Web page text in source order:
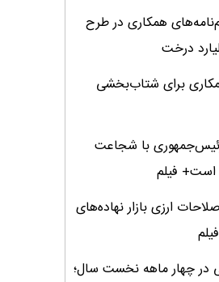
همکاری در طرح
درخت
برای شتاب‌بخشی
با شجاعت
است+ فیلم
ارزی بازار نهاده‌های
۱۳۳ همتی در چهار ماهه نخست سال؛